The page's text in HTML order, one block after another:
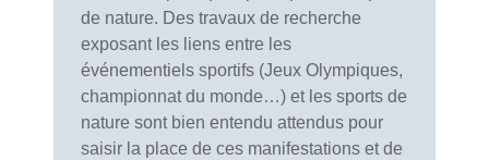
de nature. Des travaux de recherche
exposant les liens entre les
événementiels sportifs (Jeux Olympiques,
championnat du monde…) et les sports de
nature sont bien entendu attendus pour
saisir la place de ces manifestations et de